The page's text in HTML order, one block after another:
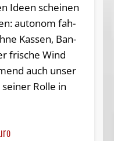
Ideen schei­nen
autonom fah­
Kassen, Ban­
frische Wind
auch unser
Rolle in